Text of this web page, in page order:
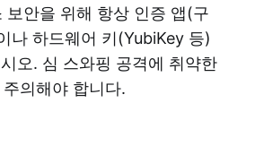
보안을 위해 항상 인증 앱(구
나 하드웨어 키(YubiKey 등)
오. 심 스와핑 공격에 취약한
의해야 합니다.